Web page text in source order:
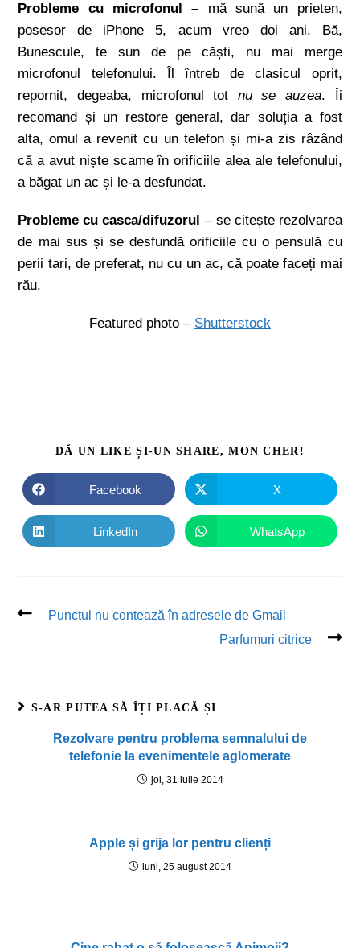
Probleme cu microfonul – mă sună un prieten,
posesor de iPhone 5, acum vreo doi ani. Bă,
Bunescule, te sun de pe căști, nu mai merge
microfonul telefonului. Îl întreb de clasicul oprit,
repornit, degeaba, microfonul tot nu se auzea. Îi
recomand și un restore general, dar soluția a fost
alta, omul a revenit cu un telefon și mi-a zis râzând
că a avut niște scame în orificiile alea ale telefonului,
a băgat un ac și le-a desfundat.
Probleme cu casca/difuzorul – se citește rezolvarea
de mai sus și se desfundă orificiile cu o pensulă cu
perii tari, de preferat, nu cu un ac, că poate faceți mai
rău.
Featured photo – Shutterstock
DĂ UN LIKE ȘI-UN SHARE, MON CHER!
Facebook X
LinkedIn WhatsApp
Punctul nu contează în adresele de Gmail
Parfumuri citrice
S-AR PUTEA SĂ ÎȚI PLACĂ ȘI
Rezolvare pentru problema semnalului de
telefonie la evenimentele aglomerate
joi, 31 iulie 2014
Apple și grija lor pentru clienți
luni, 25 august 2014